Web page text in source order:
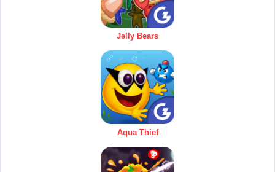
Jelly Bears
Aqua Thief